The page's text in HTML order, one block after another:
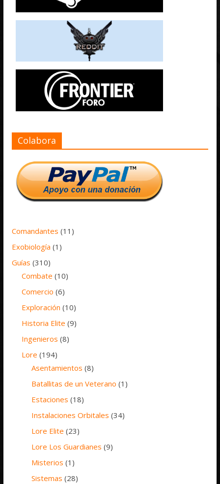
Colabora
Comandantes (11)
Exobiología (1)
Guías (310)
Combate (10)
Comercio (6)
Exploración (10)
Historia Elite (9)
Ingenieros (8)
Lore (194)
Asentamientos (8)
Batallitas de un Veterano (1)
Estaciones (18)
Instalaciones Orbitales (34)
Lore Elite (23)
Lore Los Guardianes (9)
Misterios (1)
Sistemas (28)